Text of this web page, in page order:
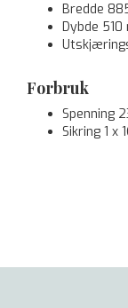
Bredde
Dybde 510
Forbruk
Spenning
Sikring 1 x